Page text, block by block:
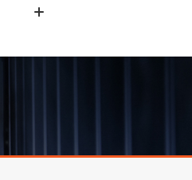
호남권연구본부